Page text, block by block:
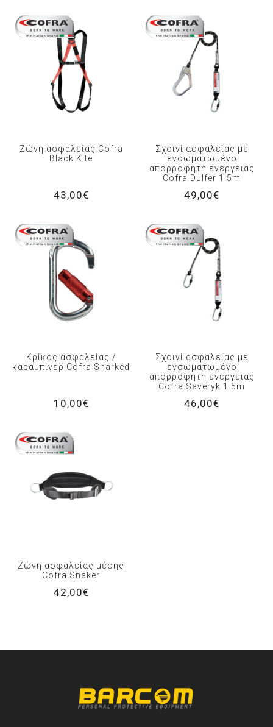
Ζώνη ασφαλείας Cofra
Black Kite
43,00€
Σχοινί ασφαλείας με
ενσωματωμένο
απορροφητή ενέργειας
Cofra Dulfer 1.5m
49,00€
Κρίκος ασφαλείας /
καραμπίνερ Cofra Sharked
10,00€
Σχοινί ασφαλείας με
ενσωματωμένο
απορροφητή ενέργειας
Cofra Saveryk 1.5m
46,00€
Ζώνη ασφαλείας μέσης
Cofra Snaker
42,00€